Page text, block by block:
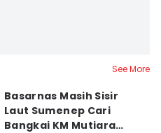
See More
Basarnas Masih Sisir
Laut Sumenep Cari
Bangkai KM Mutiara